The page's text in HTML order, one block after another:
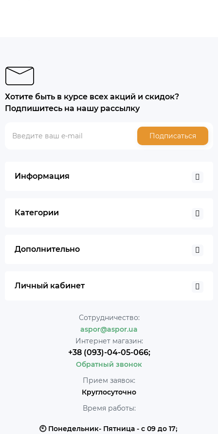
Хотите быть в курсе всех акций и скидок?
Подпишитесь на нашу рассылку
Подписаться
Информация
Категории
Дополнительно
Личный кабинет
Сотрудничество:
aspor@aspor.ua
Интернет магазин:
+38 (093)-04-05-066;
Обратный звонок
Прием заявок:
Круглосуточно
Время работы:
🕙 Понедельник- Пятница - с 09 до 17;